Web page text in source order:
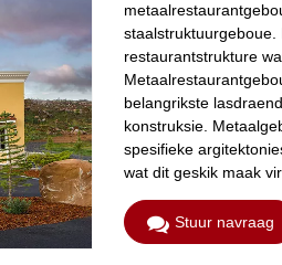
restaurantstrukture
belangrikste
konstruksie.
spesifieke
wat dit geskik maak
Stuur navraag